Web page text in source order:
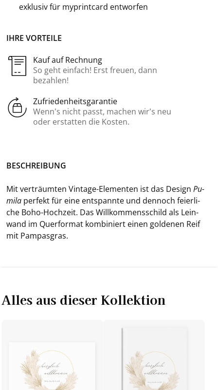
IHRE VORTEILE
Kauf auf Rechnung
So geht einfach! Erst freuen, dann
bezahlen!
Zufriedenheitsgarantie
Wenn’s nicht passt, machen wir’s neu
oder erstatten die Kosten.
exklusiv für myprintcard entworfen
BE­SCHREI­BUNG
Mit ver­träum­ten Vintage-​Elementen ist das De­sign Pu­
mi­la per­fekt für eine ent­spann­te und den­noch fei­er­li­
che Boho-​Hochzeit. Das Will­kom­mens­schild als Lein­
wand im Quer­for­mat kom­bi­niert einen gol­de­nen Reif
mit Pam­pas­gras.
Alles aus dieser Kollektion